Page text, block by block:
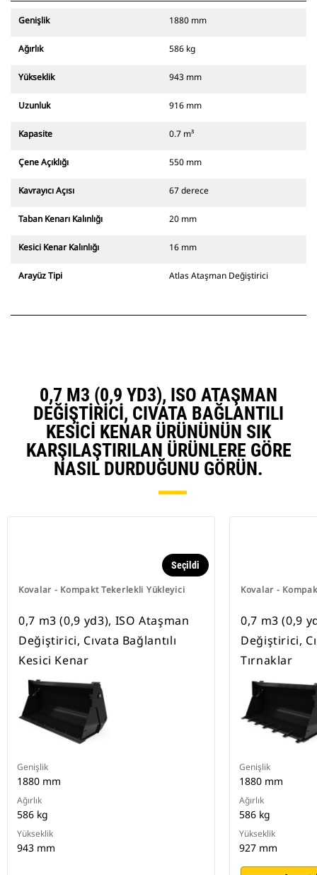
Genişlik 1880 mm
Ağırlık 586 kg
Yükseklik 943 mm
Uzunluk 916 mm
Kapasite 0.7 m³
Çene Açıklığı 550 mm
Kavrayıcı Açısı 67 derece
Taban Kenarı Kalınlığı 20 mm
Kesici Kenar Kalınlığı 16 mm
Arayüz Tipi Atlas Ataşman Değiştirici
0,7 M3 (0,9 YD3), ISO ATAŞMAN
DEĞIŞTIRICI, CIVATA BAĞLANTILI
KESICI KENAR ÜRÜNÜNÜN SIK
KARŞILAŞTIRILAN ÜRÜNLERE GÖRE
NASIL DURDUĞUNU GÖRÜN.
Kovalar - Kompakt Tekerlekli Yükleyici
Seçildi
0,7 m3 (0,9 yd3), ISO Ataşman
Değiştirici, Cıvata Bağlantılı
Kesici Kenar
Genişlik
1880 mm
Ağırlık
586 kg
Yükseklik
943 mm
Kovalar -
0,7 m3 (0,9
Değiştirici,
Tırnaklar
Genişlik
1880 mm
Ağırlık
586 kg
Yükseklik
927 mm